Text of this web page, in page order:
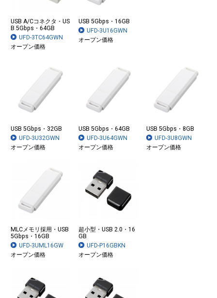
USB A/Cコネクタ・US
B 5Gbps・64GB
UFD-3TC64GWN
オープン価格
USB 5Gbps・16GB
UFD-3U16GWN
オープン価格
USB 5Gbps・32GB
UFD-3U32GWN
オープン価格
USB 5Gbps・64GB
UFD-3U64GWN
オープン価格
USB 5Gbps・8GB
UFD-3U8GWN
オープン価格
MLCメモリ採用・USB
5Gbps・16GB
UFD-3UML16GW
オープン価格
超小型・USB 2.0・16
GB
UFD-P16GBKN
オープン価格